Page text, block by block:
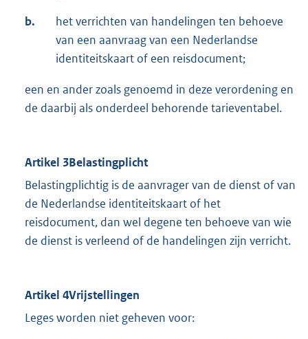
b.
het verrichten van handelingen ten behoeve
van een aanvraag van een Nederlandse
identiteitskaart of een reisdocument;
een en ander zoals genoemd in deze verordening en
de daarbij als onderdeel behorende tarieventabel.
Artikel 3Belastingplicht
Belastingplichtig is de aanvrager van de dienst of van
de Nederlandse identiteitskaart of het
reisdocument, dan wel degene ten behoeve van wie
de dienst is verleend of de handelingen zijn verricht.
Artikel 4Vrijstellingen
Leges worden niet geheven voor: